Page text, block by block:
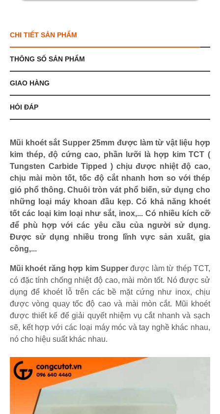
CHI TIẾT SẢN PHẨM
THÔNG SỐ SẢN PHẨM
GIAO HÀNG
HỎI ĐÁP
Mũi khoét sắt Supper 25mm được làm từ vật liệu hợp
kim thép, độ cứng cao, phần lưỡi là hợp kim TCT (
Tungsten Carbide Tipped ) chịu được nhiệt độ cao,
chịu mài mòn tốt, tốc độ cắt nhanh hơn so với thép
gió phổ thông. Chuôi tròn vát phổ biến, sử dụng cho
những loại máy khoan đầu kẹp. Có khả năng khoét
tốt các loại kim loại như sắt, inox,... Có nhiều kích cỡ
để phù hợp với các yêu cầu của người sử dụng.
Được sử dụng nhiều trong lĩnh vực sản xuất, gia
công,...
Mũi khoét răng hợp kim Supper được làm từ thép TCT,
có đặc tính chống nhiệt độ cao, mài mòn tốt. Nó được sử
dụng để khoét lỗ trên các bề mặt cứng như inox, chịu
được vòng quay tốc độ cao và mài mòn cắt. Mũi khoét
được thiết kế để giải quyết nhiệm vụ cắt nhanh và sạch
sẽ, kết hợp với các loại máy móc và tay nghề khác nhau,
nó cho hiệu suất khác nhau.